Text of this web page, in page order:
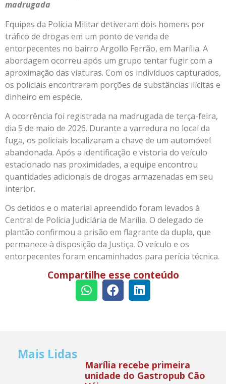
madrugada
Equipes da Polícia Militar detiveram dois homens por
tráfico de drogas em um ponto de venda de
entorpecentes no bairro Argollo Ferrão, em Marília. A
abordagem ocorreu após um grupo tentar fugir com a
aproximação das viaturas. Com os indivíduos capturados,
os policiais encontraram porções de substâncias ilícitas e
dinheiro em espécie.
A ocorrência foi registrada na madrugada de terça-feira,
dia 5 de maio de 2026. Durante a varredura no local da
fuga, os policiais localizaram a chave de um automóvel
abandonada. Após a identificação e vistoria do veículo
estacionado nas proximidades, a equipe encontrou
quantidades adicionais de drogas armazenadas em seu
interior.
Os detidos e o material apreendido foram levados à
Central de Polícia Judiciária de Marília. O delegado de
plantão confirmou a prisão em flagrante da dupla, que
permanece à disposição da Justiça. O veículo e os
entorpecentes foram encaminhados para perícia técnica.
Compartilhe esse conteúdo
Mais Lidas
Marília recebe primeira
unidade do Gastropub Cão